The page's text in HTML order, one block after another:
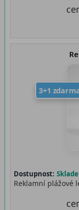
3+1
Dostupnost:
Reklamní plážové